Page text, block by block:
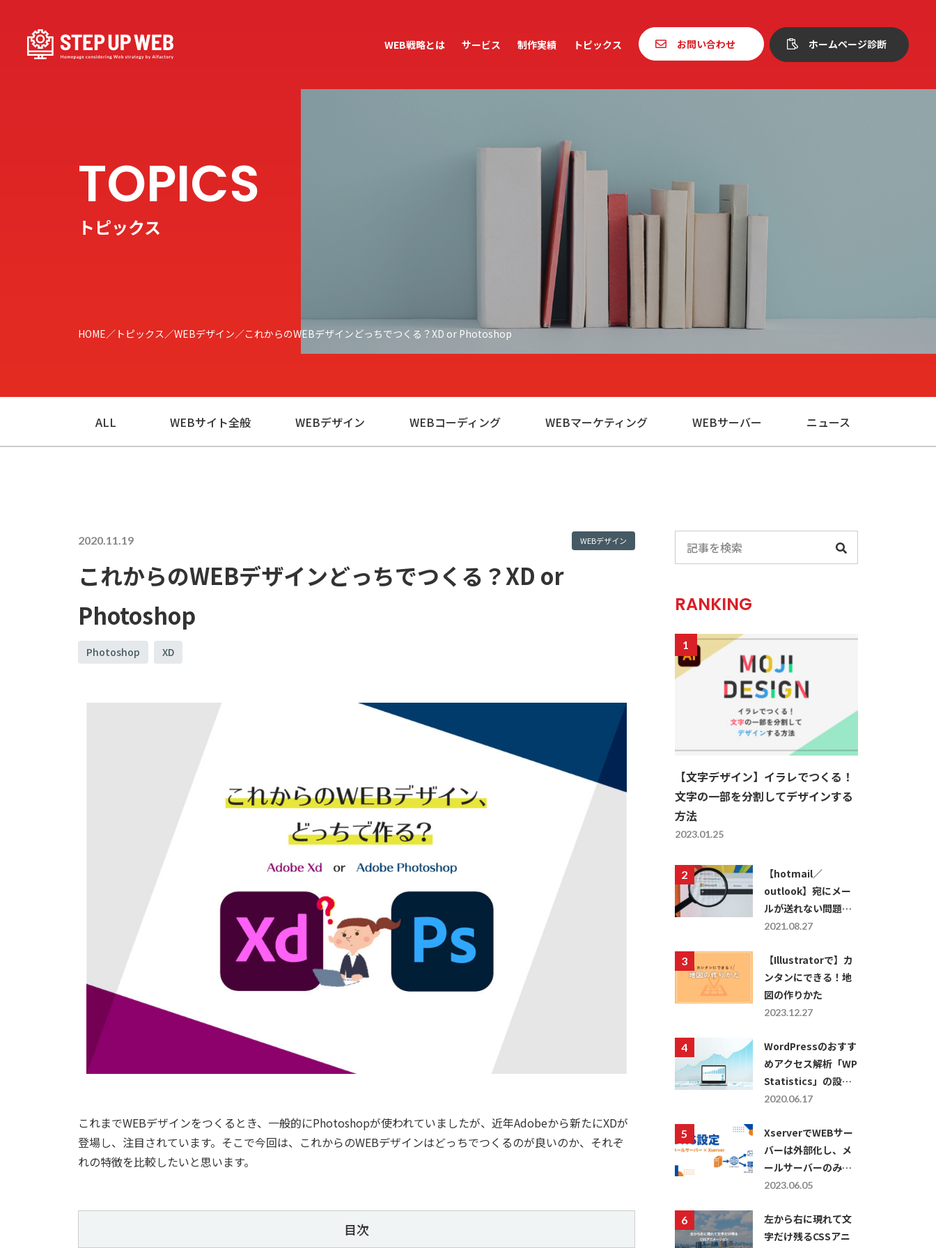
WEB戦略とは サービス 制作実績 トピックス お問い合わせ ホームページ診断
トピックス
HOME トピックス WEBデザイン これからのWEBデザインどっちでつくる？XD or Photoshop
ALL WEBサイト全般 WEBデザイン WEBコーディング WEBマーケティング WEBサーバー ニュース
2020.11.19 WEBデザイン
これからのWEBデザインどっちでつくる？XD or
Photoshop
Photoshop XD
これまでWEBデザインをつくるとき、一般的にPhotoshopが使われていましたが、近年Adobeから新たにXDが
登場し、注目されています。そこで今回は、これからのWEBデザインはどっちでつくるのが良いのか、それぞ
れの特徴を比較したいと思います。
目次
RANKING
【文字デザイン】イラレでつくる！
文字の一部を分割してデザインする
方法
2023.01.25
【hotmail／
outlook】宛にメー
ルが送れない問題を
解決する方法
2021.08.27
【Illustratorで】カ
ンタンにできる！地
図の作りかた
2023.12.27
WordPressのおすす
めアクセス解析「WP
Statistics」の設定
方法・使い方につい
2020.06.17
XserverでWEBサー
バーは外部化し、メ
ールサーバーのみを
利用したい場合の
2023.06.05
左から右に現れて文
字だけ残るCSSアニ